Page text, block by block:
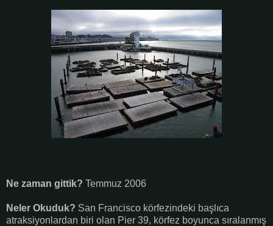
Ne zaman gittik? Temmuz 2006
Neler Okuduk? San Francisco körfezindeki başlıca
atraksiyonlardan biri olan Pier 39, körfez boyunca sıralanmış